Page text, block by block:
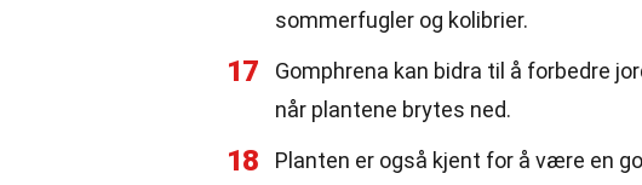
sommerfugler og kolibrier.
17
Gomphrena kan bidra til å forbedre
når plantene brytes ned.
18
Planten er også kjent for å være en